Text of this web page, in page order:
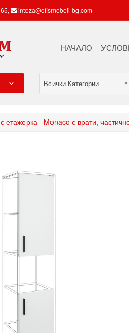
, inteza@ofismebeli-bg.com
НАЧАЛО
Всички Категории
етажерка - Monaco с врати,